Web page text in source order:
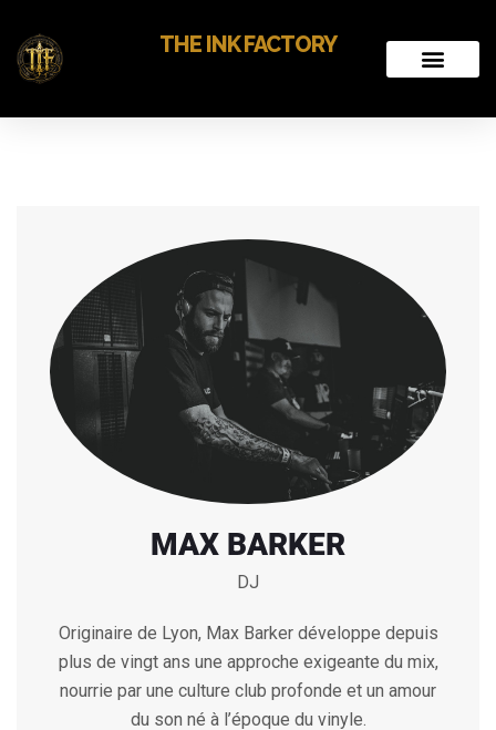
THE INK FACTORY
MAX BARKER
DJ
Originaire de Lyon, Max Barker développe depuis
plus de vingt ans une approche exigeante du mix,
nourrie par une culture club profonde et un amour
du son né à l’époque du vinyle.